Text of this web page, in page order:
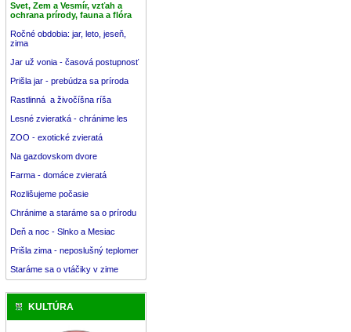
Svet, Zem a Vesmír, vzťah a
ochrana prírody, fauna a flóra
Ročné obdobia: jar, leto, jeseň,
zima
Jar už vonia - časová postupnosť
Prišla jar - prebúdza sa príroda
Rastlinná a živočíšna ríša
Lesné zvieratká - chránime les
ZOO - exotické zvieratá
Na gazdovskom dvore
Farma - domáce zvieratá
Rozlišujeme počasie
Chránime a staráme sa o prírodu
Deň a noc - Slnko a Mesiac
Prišla zima - neposlušný teplomer
Staráme sa o vtáčiky v zime
KULTÚRA